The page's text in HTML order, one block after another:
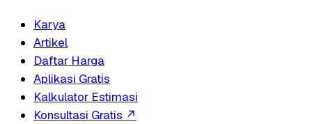
Karya
Artikel
Daftar Harga
Aplikasi Gratis
Kalkulator Estimasi
Konsultasi Gratis ↗